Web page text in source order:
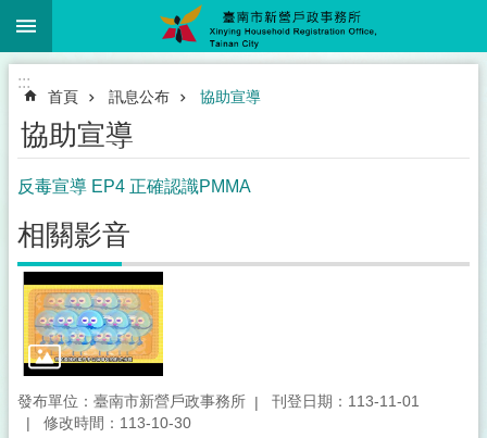
跳到主要內容區塊
:::
首頁 訊息公布 協助宣導
協助宣導
反毒宣導 EP4 正確認識PMMA
相關影音
發布單位：臺南市新營戶政事務所
刊登日期：113-11-01
修改時間：113-10-30